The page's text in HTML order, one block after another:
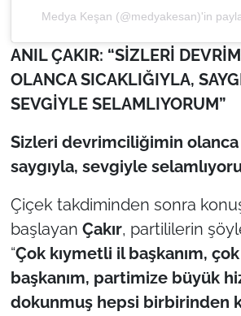
Medya Keşan (@medyakesan)'in
ANIL ÇAKIR: “SİZLERİ
OLANCA SICAKLIĞIYLA,
SEVGİYLE SELAMLIYORUM”
Sizleri devrimciliğimin olanca
saygıyla, sevgiyle
Çiçek takdiminden sonra
başlayan Çakır, partililerin
“Çok kıymetli il başkanım,
başkanım, partimize büyük
dokunmuş hepsi birbirinden